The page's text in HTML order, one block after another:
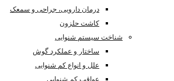
درمان دارویی، جراحی و سمعک
کاشت حلزون
شناخت سیستم شنوایی
ساختار و عملکرد گوش
علل و انواع کم شنوایی
عواقب کم شنوایی